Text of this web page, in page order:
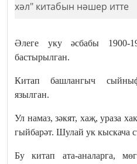
Әлеге уку әсбабы 1900-
бастырылган.
Китап башлангыч
язылган.
Ул намаз, зәкят, хаҗ, ураза
гыйбарәт. Шулай ук кыскача
Бу китап ата-аналарга,